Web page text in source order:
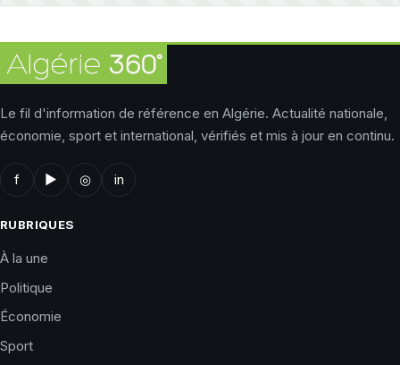
Le fil d'information de référence en Algérie. Actualité nationale,
économie, sport et international, vérifiés et mis à jour en continu.
f ▶ ◎ in
RUBRIQUES
À la une
Politique
Économie
Sport